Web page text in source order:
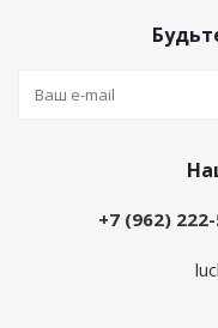
+7 (962)